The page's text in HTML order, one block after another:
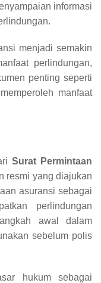
informasi
menjadi semakin
perlindungan,
penting seperti
manfaat
Surat Permintaan
resmi yang diajukan
asuransi sebagai
perlindungan
awal dalam
sebelum polis
hukum sebagai